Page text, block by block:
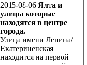
2015-08-06 Ялта и
улицы которые
находятся в центре
города.
Улица имени Ленина/
Екатериненская
находится на первой